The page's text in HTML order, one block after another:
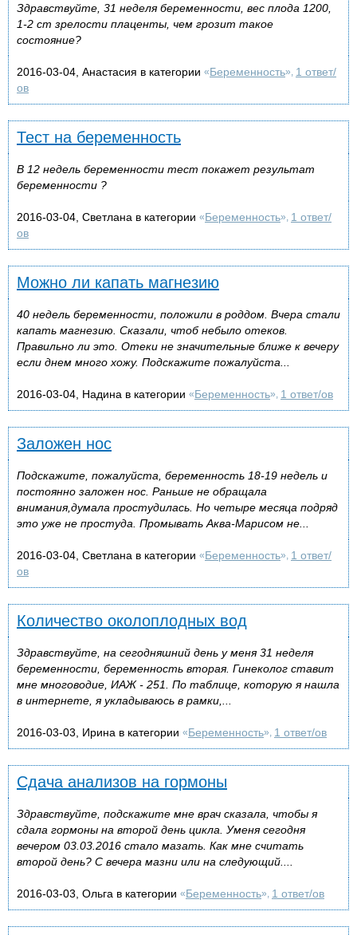
Здравствуйте, 31 неделя беременности, вес плода 1200,
1-2 ст зрелости плаценты, чем грозит такое
состояние?
2016-03-04, Анастасия в категории «Беременность», 1 ответ/
ов
Тест на беременность
В 12 недель беременности тест покажет результат
беременности ?
2016-03-04, Светлана в категории «Беременность», 1 ответ/
ов
Можно ли капать магнезию
40 недель беременности, положили в роддом. Вчера стали
капать магнезию. Сказали, чтоб небыло отеков.
Правильно ли это. Отеки не значительные ближе к вечеру
если днем много хожу. Подскажите пожалуйста...
2016-03-04, Надина в категории «Беременность», 1 ответ/ов
Заложен нос
Подскажите, пожалуйста, беременность 18-19 недель и
постоянно заложен нос. Раньше не обращала
внимания,думала простудилась. Но четыре месяца подряд
это уже не простуда. Промывать Аква-Марисом не...
2016-03-04, Светлана в категории «Беременность», 1 ответ/
ов
Количество околоплодных вод
Здравствуйте, на сегодняшний день у меня 31 неделя
беременности, беременность вторая. Гинеколог ставит
мне многоводие, ИАЖ - 251. По таблице, которую я нашла
в интернете, я укладываюсь в рамки,...
2016-03-03, Ирина в категории «Беременность», 1 ответ/ов
Сдача анализов на гормоны
Здравствуйте, подскажите мне врач сказала, чтобы я
сдала гормоны на второй день цикла. Уменя сегодня
вечером 03.03.2016 стало мазать. Как мне считать
второй день? С вечера мазни или на следующий....
2016-03-03, Ольга в категории «Беременность», 1 ответ/ов